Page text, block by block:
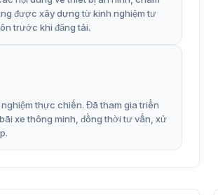
nhìn linh hoạt, phù hợp với nhiều
quan sát rõ ràng ngay cả trong điều
ngay cả trong môi trường có độ
được xây dựng từ kinh nghiệm tư
trước khi đăng tải.
thực chiến. Đã tham gia triển
xe thông minh, đồng thời tư vấn, xử